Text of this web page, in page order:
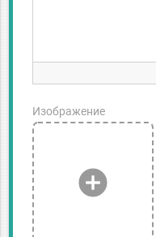
add_circle
Изображение